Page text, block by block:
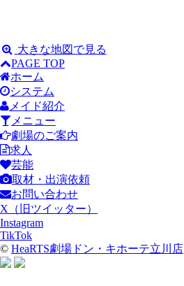
大きな地図で見る
PAGE TOP
ホーム
システム
メイド紹介
メニュー
劇場のご案内
求人
芸能
取材・出演依頼
お問い合わせ
X（旧ツイッター）
Instagram
TikTok
© HeaRTS劇場ドン・キホーテ立川店